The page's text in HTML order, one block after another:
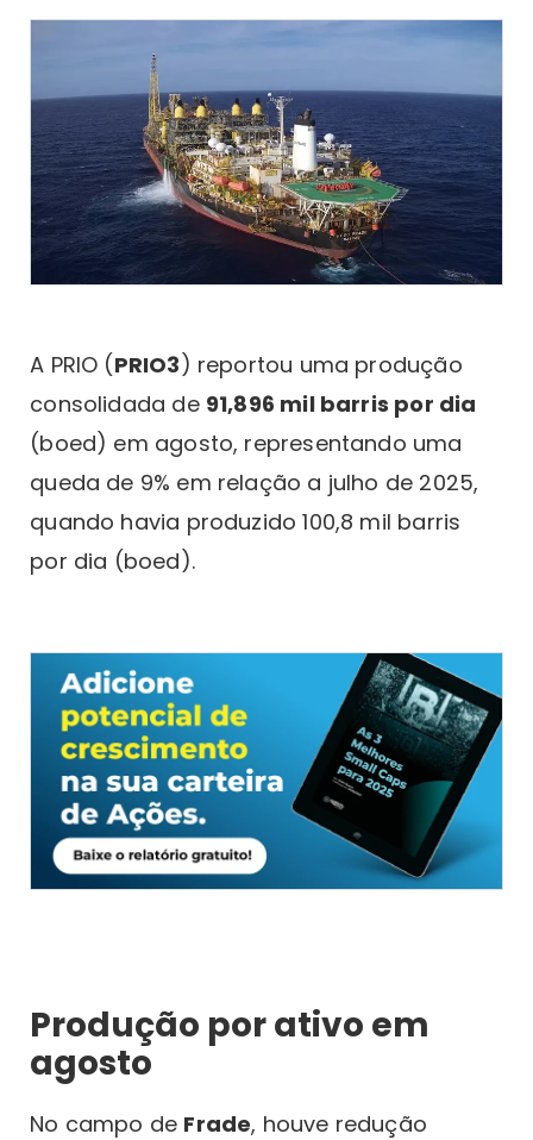
A PRIO (PRIO3) reportou uma produção
consolidada de 91,896 mil barris por dia
(boed) em agosto, representando uma
queda de 9% em relação a julho de 2025,
quando havia produzido 100,8 mil barris
por dia (boed).
Produção por ativo em
agosto
No campo de Frade, houve redução